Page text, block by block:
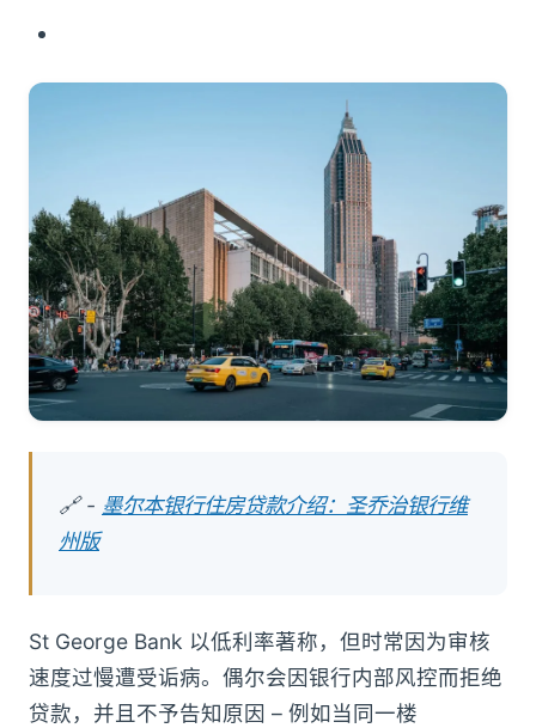
🔗 - 墨尔本银行住房贷款介绍：圣乔治银行维
州版
St George Bank 以低利率著称，但时常因为审核
速度过慢遭受诟病。偶尔会因银行内部风控而拒绝
贷款，并且不予告知原因 – 例如当同一楼